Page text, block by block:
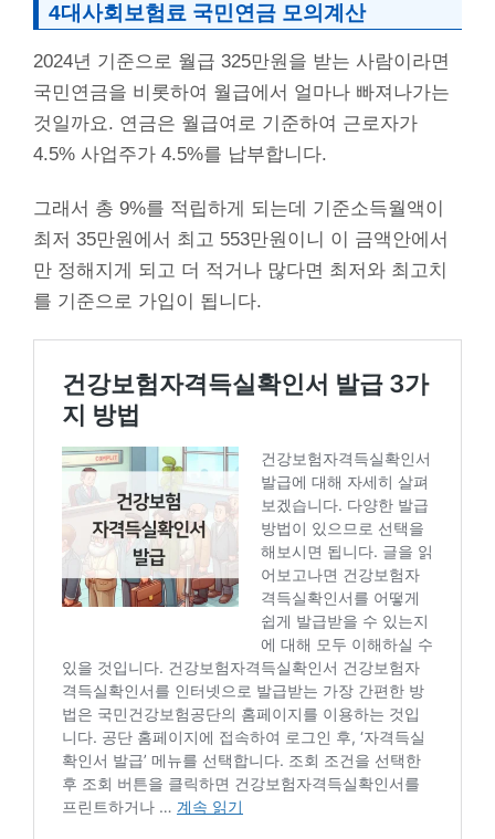
4대사회보험료 국민연금 모의계산
2024년 기준으로 월급 325만원을 받는 사람이라면
국민연금을 비롯하여 월급에서 얼마나 빠져나가는
것일까요. 연금은 월급여로 기준하여 근로자가
4.5% 사업주가 4.5%를 납부합니다.
그래서 총 9%를 적립하게 되는데 기준소득월액이
최저 35만원에서 최고 553만원이니 이 금액안에서
만 정해지게 되고 더 적거나 많다면 최저와 최고치
를 기준으로 가입이 됩니다.